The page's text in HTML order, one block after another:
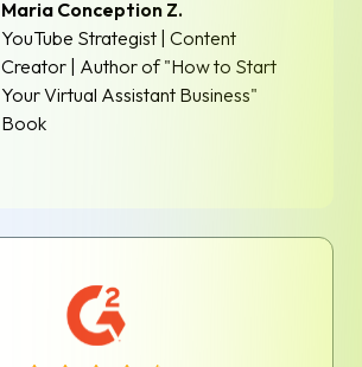
Maria Conception Z.
YouTube Strategist | Content
Creator | Author of "How to Start
Your Virtual Assistant Business"
Book